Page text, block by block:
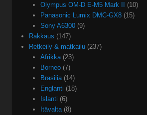
Olympus OM-D E-M5 Mark II
(10)
Panasonic Lumix DMC-GX8(15)
Sony A6300(9)
Rakkaus (147)
Retkeily & matkailu (237)
Afrikka(23)
Borneo(7)
Brasilia(14)
Englanti (18)
Islanti (6)
Itävalta(8)